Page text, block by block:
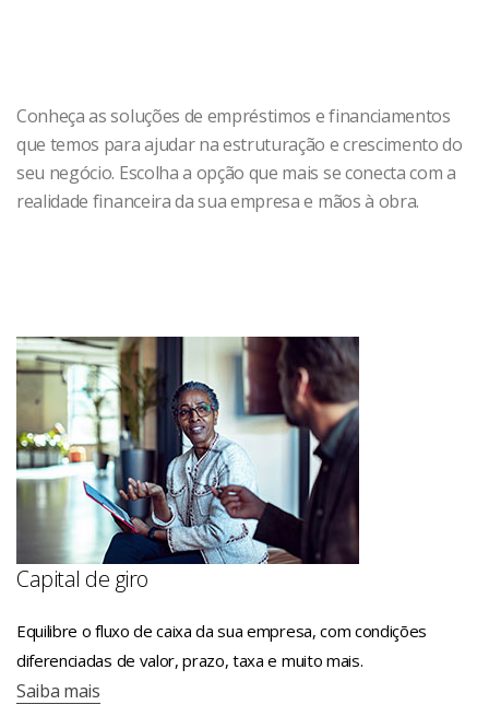
Conheça as soluções de empréstimos e financiamentos
que temos para ajudar na estruturação e crescimento do
seu negócio. Escolha a opção que mais se conecta com a
realidade financeira da sua empresa e mãos à obra.
Capital de giro
Equilibre o fluxo de caixa da sua empresa, com condições
diferenciadas de valor, prazo, taxa e muito mais.
Saiba mais